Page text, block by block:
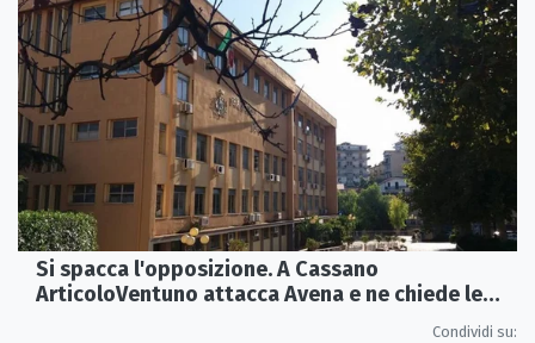
Si spacca l'opposizione. A Cassano
ArticoloVentuno attacca Avena e ne chiede le
Condividi su: